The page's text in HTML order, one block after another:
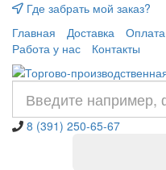
Где забрать мой заказ?
Главная
Доставка Оплата
Работа у нас
Контакты
8 (391) 250-65-67